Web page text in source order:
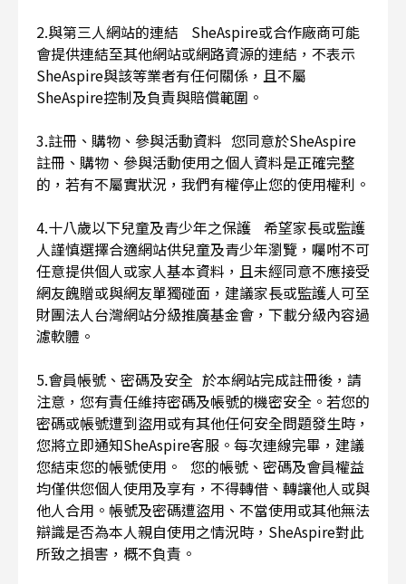
2.與第三人網站的連結 SheAspire或合作廠商可能
會提供連結至其他網站或網路資源的連結，不表示
SheAspire與該等業者有任何關係，且不屬
SheAspire控制及負責與賠償範圍。
3.註冊、購物、參與活動資料 您同意於SheAspire
註冊、購物、參與活動使用之個人資料是正確完整
的，若有不屬實狀況，我們有權停止您的使用權利。
4.十八歲以下兒童及青少年之保護 希望家長或監護
人謹慎選擇合適網站供兒童及青少年瀏覽，囑咐不可
任意提供個人或家人基本資料，且未經同意不應接受
網友餽贈或與網友單獨碰面，建議家長或監護人可至
財團法人台灣網站分級推廣基金會，下載分級內容過
濾軟體。
5.會員帳號、密碼及安全 於本網站完成註冊後，請
注意，您有責任維持密碼及帳號的機密安全。若您的
密碼或帳號遭到盜用或有其他任何安全問題發生時，
您將立即通知SheAspire客服。每次連線完畢，建議
您結束您的帳號使用。 您的帳號、密碼及會員權益
均僅供您個人使用及享有，不得轉借、轉讓他人或與
他人合用。帳號及密碼遭盜用、不當使用或其他無法
辯識是否為本人親自使用之情況時，SheAspire對此
所致之損害，概不負責。